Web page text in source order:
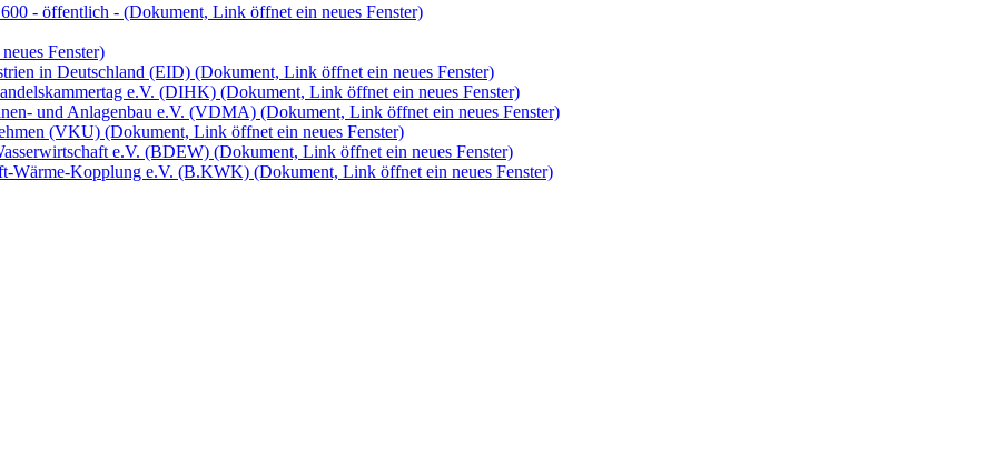
- öffentlich - (Dokument, Link öffnet ein neues Fenster)
Fenster)
in Deutschland (EID) (Dokument, Link öffnet ein neues Fenster)
e.V. (DIHK) (Dokument, Link öffnet ein neues Fenster)
und Anlagenbau e.V. (VDMA) (Dokument, Link öffnet ein neues Fenster)
(VKU) (Dokument, Link öffnet ein neues Fenster)
e.V. (BDEW) (Dokument, Link öffnet ein neues Fenster)
Wärme-Kopplung e.V. (B.KWK) (Dokument, Link öffnet ein neues Fenster)